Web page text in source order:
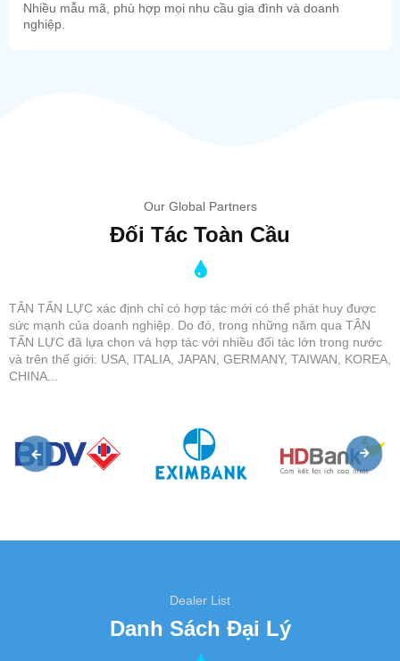
Nhiều mẫu mã, phù hợp mọi nhu cầu gia đình và doanh
nghiệp.
Our Global Partners
Đối Tác Toàn Cầu
TÂN TẤN LỰC xác định chỉ có hợp tác mới có thể phát huy được
sức mạnh của doanh nghiệp. Do đó, trong những năm qua TÂN
TẤN LỰC đã lựa chọn và hợp tác với nhiều đối tác lớn trong nước
và trên thế giới: USA, ITALIA, JAPAN, GERMANY, TAIWAN, KOREA,
CHINA...
Dealer List
Danh Sách Đại Lý